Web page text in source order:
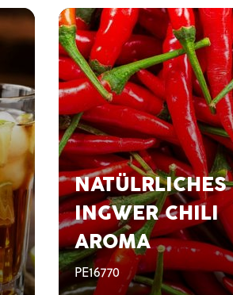
NATÜLRLICHES
INGWER CHILI
AROMA
PE16770